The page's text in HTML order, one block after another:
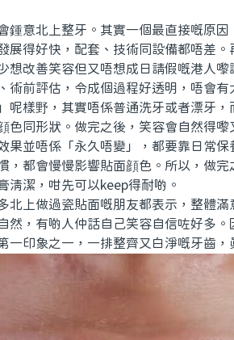
意北上整牙。其實一個最直接嘅原因
展得好快，配套、技術同設備都唔差
想改善笑容但又唔想成日請假嘅港人
術前評估，令成個過程好透明，唔會有
樣野，其實唔係普通洗牙或者漂牙，
色同形狀。做完之後，笑容會自然得
果並唔係「永久唔變」，都要靠日常
，都會慢慢影響貼面顔色。所以，做
清潔，咁先可以keep得耐啲。
上做過瓷貼面嘅朋友都表示，整體滿
然，有啲人仲話自己笑容自信咗好多
一印象之一，一排整齊又白淨嘅牙齒，